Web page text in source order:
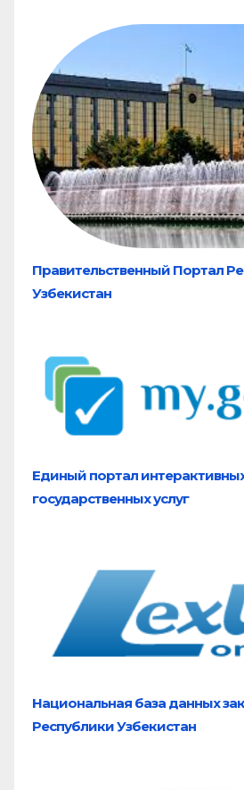
Правительственный Портал
Узбекистан
Единый портал
государственных услуг
Национальная база данных
Республики Узбекистан